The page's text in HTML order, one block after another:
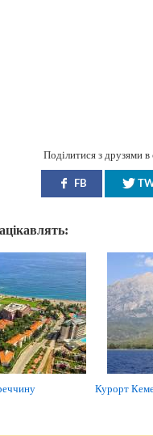
Поділитися з друзями
FB
Курорт